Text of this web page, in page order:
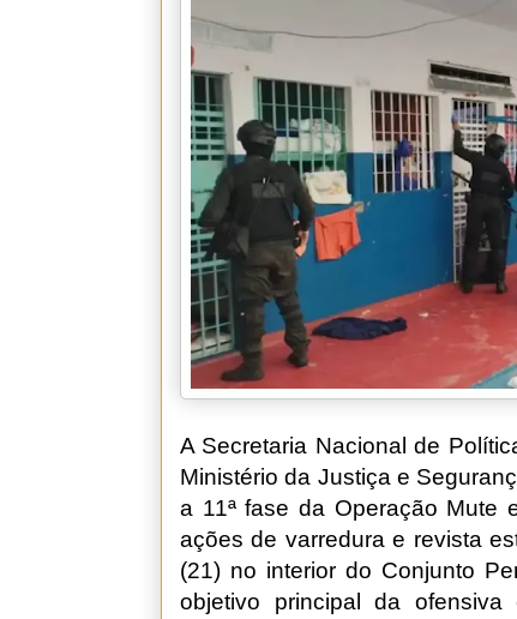
A Secretaria Nacional de
Ministério da Justiça e
a 11ª fase da Operação Mute
ações de varredura e revista
(21) no interior do Conjunto
objetivo principal da